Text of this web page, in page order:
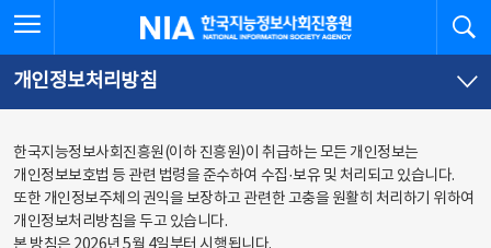
바로가기
바로가기
한국지능정보사회진흥원
개인정보처리방침
한국지능정보사회진흥원(이하 진흥원)이 취급하는 모든 개인정보는
개인정보보호법 등 관련 법령을 준수하여 수집·보유 및 처리되고 있습니다.
또한 개인정보주체의 권익을 보장하고 관련한 고충을 원활히 처리하기 위하여
개인정보처리방침을 두고 있습니다.